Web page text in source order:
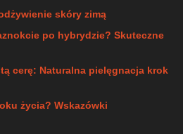
skóry zimą
po hybrydzie? Skuteczne
cerę: Naturalna pielęgnacja krok
życia? Wskazówki